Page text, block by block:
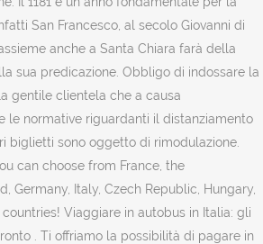
San Francesco, al secolo Giovanni di
anche a Santa Chiara farà della
sua predicazione. Obbligo di indossare la
gentile clientela che a causa
le normative riguardanti il distanziamento
biglietti sono oggetto di rimodulazione.
can choose from France, the
Germany, Italy, Czech Republic, Hungary,
Viaggiare in autobus in Italia: gli
. Ti offriamo la possibilità di pagare in